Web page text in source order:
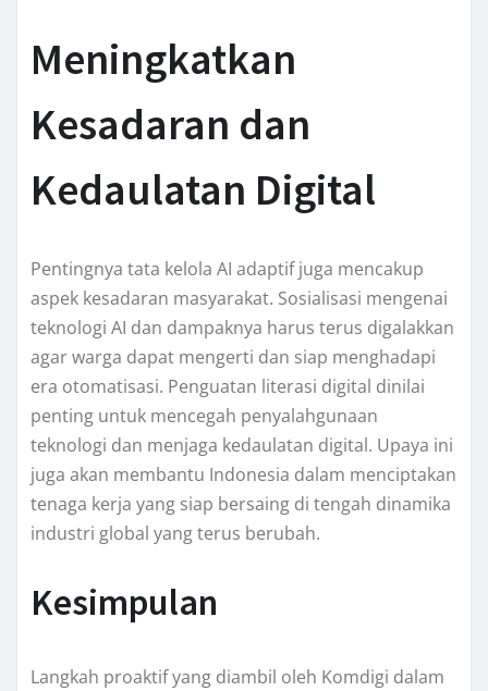
Meningkatkan
Kesadaran dan
Kedaulatan Digital
Pentingnya tata kelola AI adaptif juga mencakup
aspek kesadaran masyarakat. Sosialisasi mengenai
teknologi AI dan dampaknya harus terus digalakkan
agar warga dapat mengerti dan siap menghadapi
era otomatisasi. Penguatan literasi digital dinilai
penting untuk mencegah penyalahgunaan
teknologi dan menjaga kedaulatan digital. Upaya ini
juga akan membantu Indonesia dalam menciptakan
tenaga kerja yang siap bersaing di tengah dinamika
industri global yang terus berubah.
Kesimpulan
Langkah proaktif yang diambil oleh Komdigi dalam